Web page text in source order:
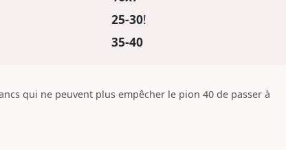
25-30!
35-40
qui ne peuvent plus empêcher le pion 40 de passer à